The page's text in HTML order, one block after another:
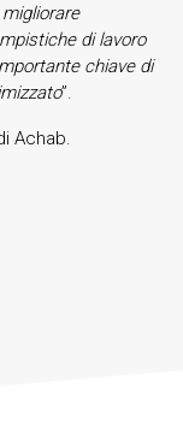
di lavoro
chiave di
”.
Achab.